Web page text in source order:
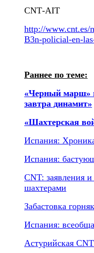
CNT-AIT
http://www.cnt.es/
B3n-policial-en-
Раннее по теме:
«Черный марш»
завтра динамит»
«Шахтерская
Испания:
Испания:
CNT: заявления
шахтерами
Забастовка
Испания:
Астурийская